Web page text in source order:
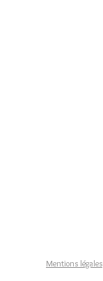
Mentions légales